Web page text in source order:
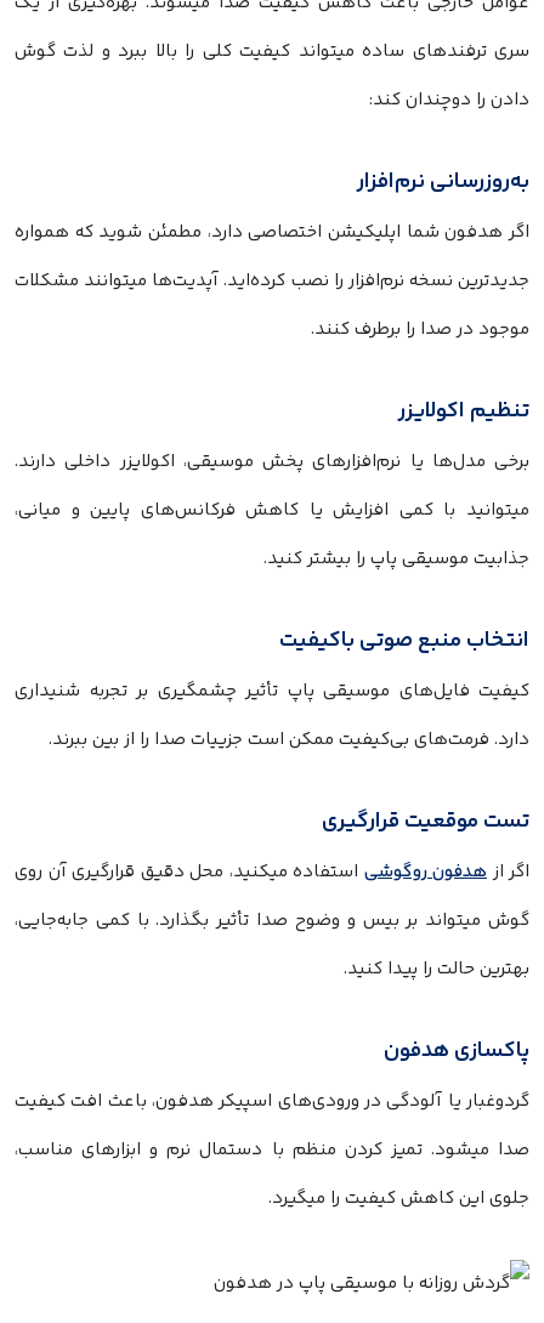
سری ترفندهای ساده میتواند کیفیت کلی را بالا ببرد و لذت گوش
دادن را دوچندان کند:
به‌روزرسانی نرم‌افزار
اگر هدفون شما اپلیکیشن اختصاصی دارد، مطمئن شوید که همواره
جدیدترین نسخه نرم‌افزار را نصب کرده‌اید. آپدیت‌ها میتوانند مشکلات
موجود در صدا را برطرف کنند.
تنظیم اکولایزر
برخی مدل‌ها یا نرم‌افزارهای پخش موسیقی، اکولایزر داخلی دارند.
میتوانید با کمی افزایش یا کاهش فرکانس‌های پایین و میانی،
جذابیت موسیقی پاپ را بیشتر کنید.
انتخاب منبع صوتی باکیفیت
کیفیت فایل‌های موسیقی پاپ تأثیر چشمگیری بر تجربه شنیداری
دارد. فرمت‌های بی‌کیفیت ممکن است جزییات صدا را از بین ببرند.
تست موقعیت قرارگیری
اگر ازهدفون روگوشی استفاده میکنید، محل دقیق قرارگیری آن روی
گوش میتواند بر بیس و وضوح صدا تأثیر بگذارد. با کمی جابه‌جایی،
بهترین حالت را پیدا کنید.
پاکسازی هدفون
گردوغبار یا آلودگی در ورودی‌های اسپیکر هدفون، باعث افت کیفیت
صدا میشود. تمیز کردن منظم با دستمال نرم و ابزارهای مناسب،
جلوی این کاهش کیفیت را میگیرد.